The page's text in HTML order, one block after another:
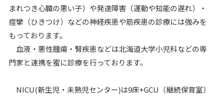
まれつき心臓の悪い子）や発達障害（運動や知能の遅れ）・
痙攣（ひきつけ）などの神経疾患や筋疾患の診療には強みを
もっております。
血液・悪性腫瘍・腎疾患などは北海道大学小児科などの専
門家と連携を蜜に診療を行っております。
NICU(新生児・未熟児センター)は9床+GCU（継続保育室）